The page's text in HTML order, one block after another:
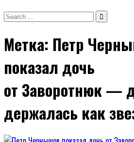
Search
Метка: Петр
показал дочь
от Заворотнюк —
держалась как